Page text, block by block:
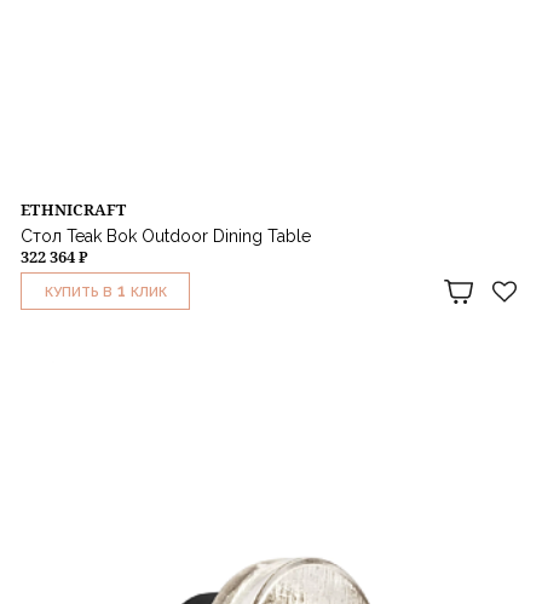
ETHNICRAFT
Стол Teak Bok Outdoor Dining Table
322 364 ₽
КУПИТЬ В 1 КЛИК